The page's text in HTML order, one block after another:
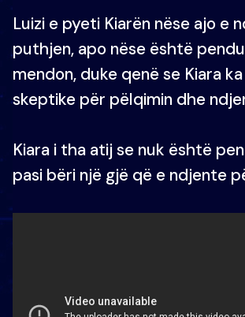
Luizi e pyeti Kiarën nëse ajo e
puthjen, apo nëse është
mendon, duke qenë se Kiara
skeptike për pëlqimin dhe
Kiara i tha atij se nuk është
pasi bëri një gjë që e ndjente